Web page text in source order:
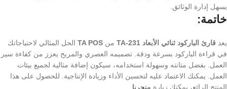
يسهل إدارة الوثائق.
خاتمة:
يعد قارئ الباركود ثنائي الأبعاد TA-231 من TA POS الحل المثالي لاحتياجاتك
في قراءة الباركود بسرعة ودقة. تصميمه العصري والمريح يعزز من كفاءة سير
العمل. بفضل متانته وسهولة استخدامه، سيكون إضافة مثالية لجميع بيئات
العمل. يمكنك الاعتماد عليه لتحسين الأداء وزيادة الإنتاجية. للحصول على هذا
المنتج الرائع، يمكنك زيارة متجرنا